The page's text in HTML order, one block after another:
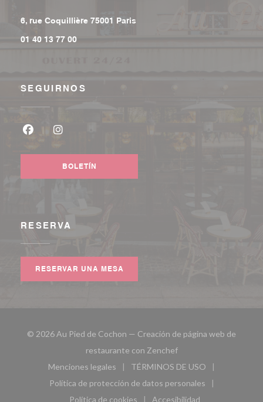
6, rue Coquillière 75001 Paris
01 40 13 77 00
SEGUIRNOS
BOLETÍN
RESERVA
RESERVAR UNA MESA
© 2026 Au Pied de Cochon — Creación de página web de
restaurante con Zenchef((abre en una nueva
Menciones legales
((abre en una nueva ventana))
TÉRMINOS DE USO
((abre en una nueva
Política de protección de datos personales
((abre en una nueva ventana))
Política de cookies
Accesibilidad